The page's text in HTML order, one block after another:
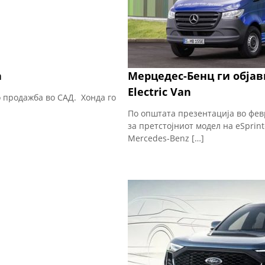
продажба во САД. Хонда го
Мерцедес-Бенц ги
Electric Van
По општата презентација во
за претстојниот модел на
Mercedes-Benz […]